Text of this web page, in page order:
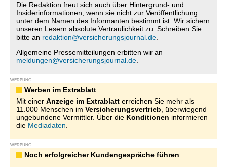
Die Redaktion freut sich auch über Hintergrund- und
Insiderinformationen, wenn sie nicht zur Veröffentlichung
unter dem Namen des Informanten bestimmt ist. Wir sichern
unseren Lesern absolute Vertraulichkeit zu. Schreiben Sie
bitte an redaktion@versicherungsjournal.de
Allgemeine Pressemitteilungen erbitten wir an
meldungen@versicherungsjournal.de
WERBUNG
Werben im Extrablatt
Mit einer Anzeige im Extrablatt erreichen Sie mehr als
11.000 Menschen im Versicherungsvertrieb , überwiegend
ungebundene Vermittler. Über die Konditionen informieren
die Mediadaten
WERBUNG
Noch erfolgreicher Kundengespräche führen